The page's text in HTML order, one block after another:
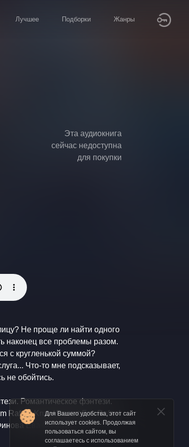
Лучшее Подборки Жанры
Эта аудиокнига
сейчас недоступна
для покупки
Не проще ли найти одного
наконец все проблемы разом.
с кругленькой суммой?
Что-то мне подсказывает,
не обойтись.
Романтическое фэнтези.
Conflict © Финова Ева © ИДДК"
Для Вашего удобства, этот сайт
использует cookies. Продолжая
пользоваться сайтом, вы
соглашаетесь с использованием